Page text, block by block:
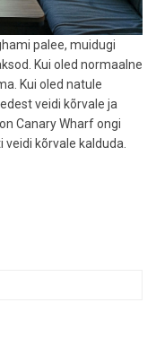
palee, muidugi
Kui oled normaalne
Kui oled natule
veidi kõrvale ja
Canary Wharf ongi
kõrvale kalduda.